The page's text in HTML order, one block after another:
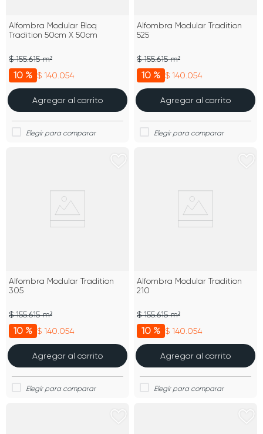
Alfombra Modular Bloq
Tradition 50cm X 50cm
10 % $ 140.054
$ 155.615 m²
Agregar al carrito
Alfombra Modular Tradition
525
10 % $ 140.054
$ 155.615 m²
Agregar al carrito
Alfombra Modular Tradition
305
10 % $ 140.054
$ 155.615 m²
Agregar al carrito
Alfombra Modular Tradition
210
10 % $ 140.054
$ 155.615 m²
Agregar al carrito